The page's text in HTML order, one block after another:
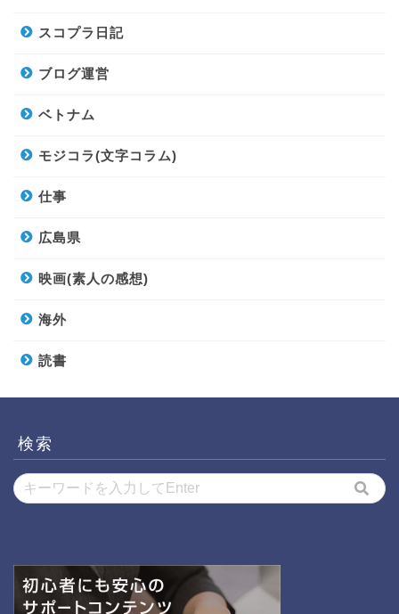
スコプラ日記
ブログ運営
ベトナム
モジコラ(文字コラム)
仕事
広島県
映画(素人の感想)
海外
読書
検索